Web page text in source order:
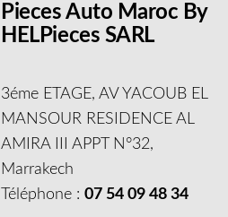
Pieces Auto Maroc By
HELPieces SARL
3éme ETAGE, AV YACOUB EL
MANSOUR RESIDENCE AL
AMIRA III APPT N°32,
Marrakech
Téléphone :07 54 09 48 34